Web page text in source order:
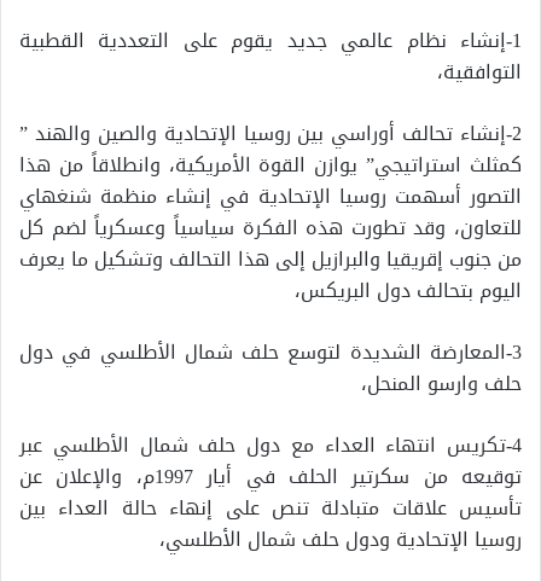
1-إنشاء نظام عالمي جديد يقوم على التعددية القطبية
التوافقية،
2-إنشاء تحالف أوراسي بين روسيا الإتحادية والصين والهند ”
كمثلث استراتيجي” يوازن القوة الأمريكية، وانطلاقاً من هذا
التصور أسهمت روسيا الإتحادية في إنشاء منظمة شنغهاي
للتعاون، وقد تطورت هذه الفكرة سياسياً وعسكرياً لضم كل
من جنوب إقريقيا والبرازيل إلى هذا التحالف وتشكيل ما يعرف
اليوم بتحالف دول البريكس،
3-المعارضة الشديدة لتوسع حلف شمال الأطلسي في دول
حلف وارسو المنحل،
4-تكريس انتهاء العداء مع دول حلف شمال الأطلسي عبر
توقيعه من سكرتير الحلف في أيار 1997م، والإعلان عن
تأسيس علاقات متبادلة تنص على إنهاء حالة العداء بين
روسيا الإتحادية ودول حلف شمال الأطلسي،